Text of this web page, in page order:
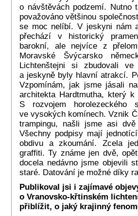
o návštěvách podzemí.
považováno většinou
se moc nelíbí. V jeskyni nám
přechází v historický
barokní, ale nejvíce z
Moravské Švýcarsko
Lichtenštejni si zbudovali
a jeskyně byly hlavní atrakcí.
Vzpomínám, jak jsme jásali
architekta Hardtmutha, který
S rozvojem horolezeckého
ve vysokých komínech. Vznik
trampingu, našli jsme asi
Všechny podpisy mají
obdivu a zkoumání. Zcela
graffiti. Ty známe jen dvě,
docela nedávno jsme objevili
staré. Datování je možné díky
Publikoval jsi i zajímavé
o Vranovsko-křtinském
přiblížit, o jaký krajinný